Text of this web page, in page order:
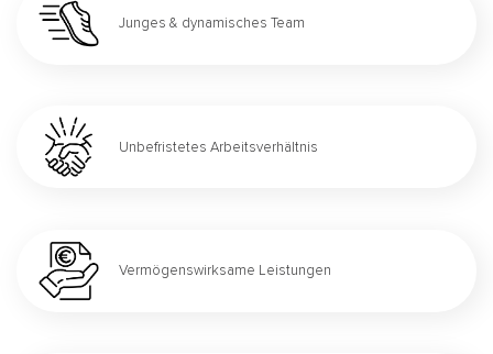
Junges & dynamisches Team
Unbefristetes Arbeitsverhältnis
Vermögenswirksame Leistungen